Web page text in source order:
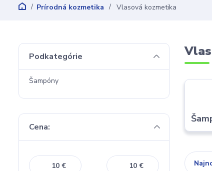
Prírodná kozmetika Vlasová kozmetika
Podkategórie
Šampóny
Cena:
€ €